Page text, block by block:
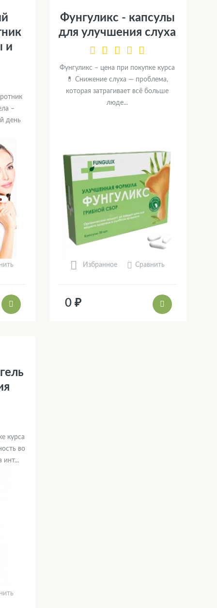
и
–
день
Фунгуликс - капсулы
для улучшения слуха
Фунгуликс – цена при покупке курса
💊 Снижение слуха — проблема,
которая затрагивает всё больше
люде...
Избранное Сравнить
0 ₽
курса
во
инт...